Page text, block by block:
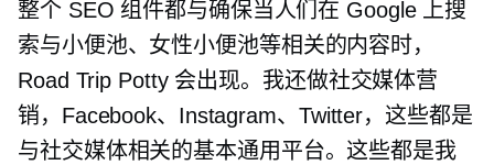
整个 SEO 组件都与确保当人们在 Google 上搜
索与小便池、女性小便池等相关的内容时，
Road Trip Potty 会出现。我还做社交媒体营
销，Facebook、Instagram、Twitter，这些都是
与社交媒体相关的基本通用平台。这些都是我